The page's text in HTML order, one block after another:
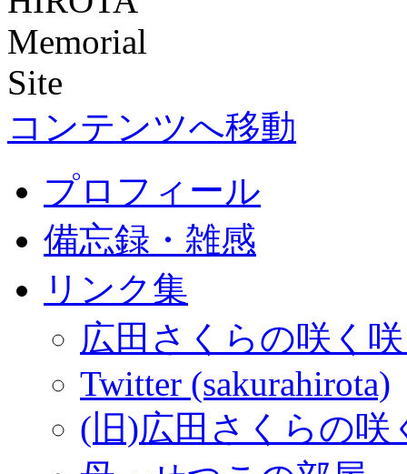
コンテンツへ移動
プロフィール
備忘録・雑感
リンク集
広田さくらの咲く
Twitter (sakurahirota)
(旧)広田さくらの咲